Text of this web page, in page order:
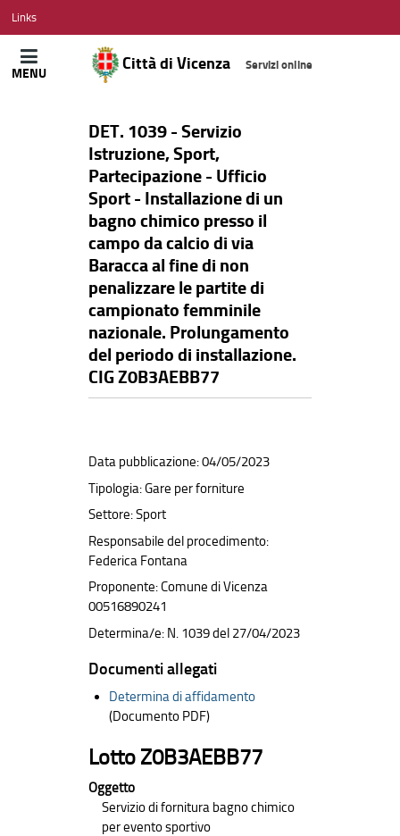
CITTÀ
DI
VICENZA
Links
Città di Vicenza Servizi online
MENU
DET. 1039 - Servizio
Istruzione, Sport,
Partecipazione - Ufficio
Sport - Installazione di un
bagno chimico presso il
campo da calcio di via
Baracca al fine di non
penalizzare le partite di
campionato femminile
nazionale. Prolungamento
del periodo di installazione.
CIG Z0B3AEBB77
Data pubblicazione: 04/05/2023
Tipologia: Gare per forniture
Settore: Sport
Responsabile del procedimento:
Federica Fontana
Proponente: Comune di Vicenza
00516890241
Determina/e: N. 1039 del 27/04/2023
Documenti allegati
Determina di affidamento
(Documento PDF)
Lotto Z0B3AEBB77
Oggetto
Servizio di fornitura bagno chimico
per evento sportivo